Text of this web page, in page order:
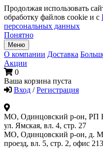
Продолжая использовать
обработку файлов cookie и с
персональных данных
Понятно
Меню
О компании Доставка
Акции
0
Ваша корзина пуста
Вход / Регистрация
МО, Одинцовский р-он, РП
ул. Ямская, вл. 4, стр. 27
МО, Одинцовский р-он, д.
проезд, вл. 5, стр. 2, офис